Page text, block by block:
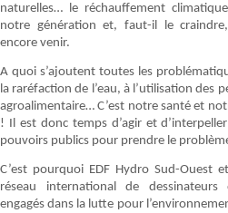
naturelles… le réchauffement
notre génération et, faut-il le
encore venir.
A quoi s’ajoutent toutes les
la raréfaction de l’eau, à l’utilisation des
agroalimentaire… C’est notre santé et
! Il est donc temps d’agir et
pouvoirs publics pour prendre le
C’est pourquoi EDF Hydro Sud-Ouest
réseau international de dessinateurs
engagés dans la lutte pour